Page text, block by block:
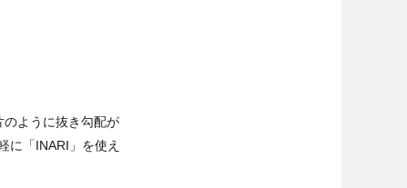
ように抜き勾配が
に「INARI」を使え